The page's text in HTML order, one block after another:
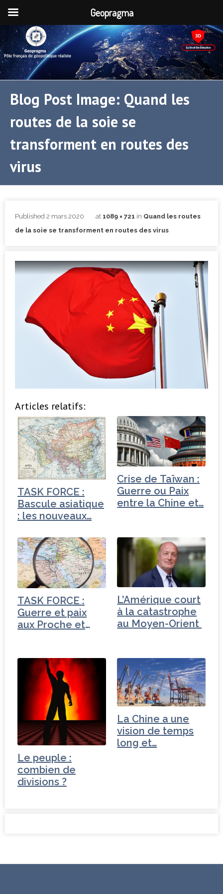
Blog Post Image: Quand les
routes de la soie se
transforment en routes des
virus
Published 2 mars 2020 at 1089 × 721 in Quand les routes
de la soie se transforment en routes des virus
Articles relatifs:
TASK FORCE :
Bascule asiatique
: les nouveaux…
Crise de Taïwan :
Guerre ou Paix
entre la Chine et…
TASK FORCE :
Guerre et paix
aux Proche et
L’Amérique court
à la catastrophe
au Moyen-Orient
Le peuple :
combien de
divisions ?
La Chine a une
vision de temps
long et…
Geopragma